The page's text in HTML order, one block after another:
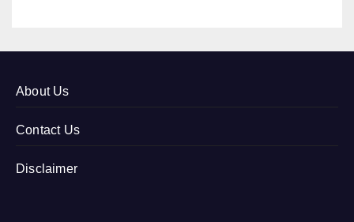
About Us
Contact Us
Disclaimer